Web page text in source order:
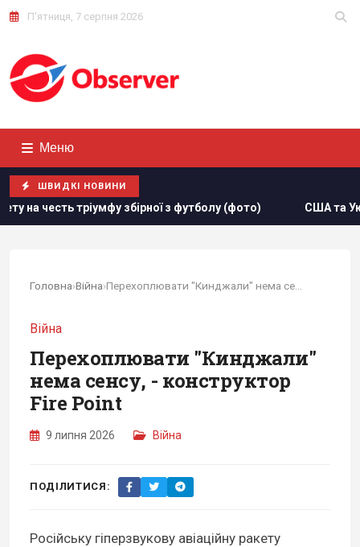
П'ятниця, 7 серпня 2026
Меню
ШВИДКІ НОВИНИ
(фото) США та Україна спільно працюють над
Головна›Війна›
Війна
Перехоплювати "Кинджали"
нема сенсу, - конструктор
Fire Point
9 липня 2026 Війна
ПОДІЛИТИСЯ:
Російську гіперзвукову авіаційну ракету